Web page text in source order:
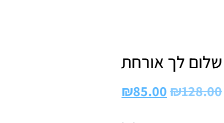
שלום לך אורחת
₪128.00
₪85.00